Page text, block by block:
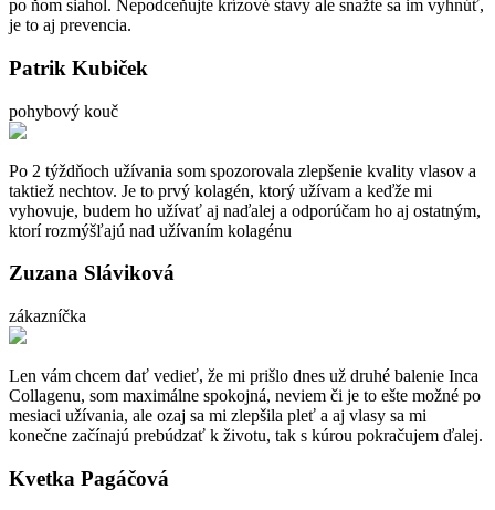
po ňom siahol. Nepodceňujte krízové stavy ale snažte sa im vyhnúť,
je to aj prevencia.
Patrik Kubiček
pohybový kouč
Po 2 týždňoch užívania som spozorovala zlepšenie kvality vlasov a
taktiež nechtov. Je to prvý kolagén, ktorý užívam a keďže mi
vyhovuje, budem ho užívať aj naďalej a odporúčam ho aj ostatným,
ktorí rozmýšľajú nad užívaním kolagénu
Zuzana Sláviková
zákazníčka
Len vám chcem dať vedieť, že mi prišlo dnes už druhé balenie Inca
Collagenu, som maximálne spokojná, neviem či je to ešte možné po
mesiaci užívania, ale ozaj sa mi zlepšila pleť a aj vlasy sa mi
konečne začínajú prebúdzať k životu, tak s kúrou pokračujem ďalej.
Kvetka Pagáčová